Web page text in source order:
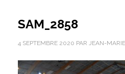
SAM_2858
4 SEPTEMBRE 2020 PAR JEAN-